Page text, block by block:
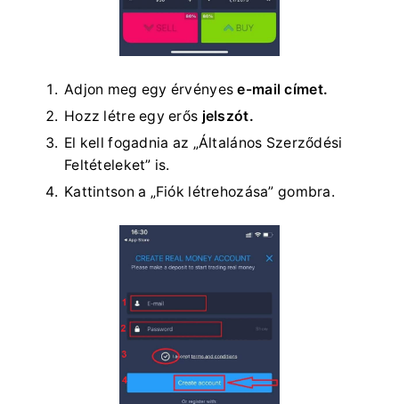
Adjon meg egy érvényese-mail címet.
Hozz létre egy erős jelszót.
El kell fogadnia az „Általános Szerződési
Feltételeket” is.
Kattintson a „Fiók létrehozása” gombra.